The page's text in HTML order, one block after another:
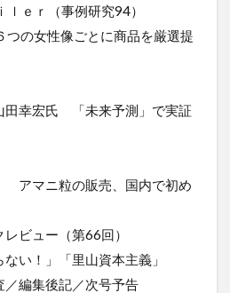
ｌｅｒ（事例研究94）
つの女性像ごとに商品を厳選提
田幸宏氏 「未来予測」で実証
アマニ粒の販売、国内で初め
ビュー（第66回）
い！」「里山資本主義」
／編集後記／次号予告